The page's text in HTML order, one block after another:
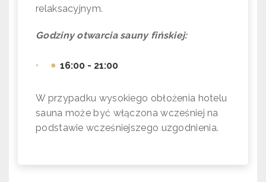
relaksacyjnym.
Godziny otwarcia sauny fińskiej:
• 16:00 - 21:00
W przypadku wysokiego obłożenia hotelu
sauna może być włączona wcześniej na
podstawie wcześniejszego uzgodnienia.